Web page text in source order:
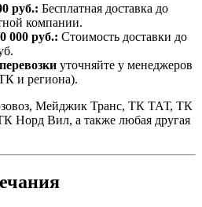
руб.: Бесплатная доставка до
компании.
000 руб.: Стоимость доставки до
уточняйте у менеджеров
и региона).
Мейджик Транс, ТК ТАТ, ТК
Норд Вил, а также любая другая